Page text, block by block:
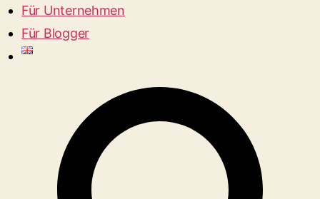
Für Unternehmen
Für Blogger